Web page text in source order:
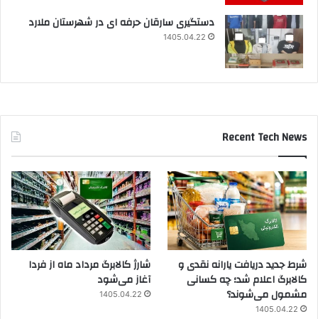
دستگیری سارقان حرفه ای در شهرستان ملارد
1405.04.22
Recent Tech News
شرط جدید دریافت یارانه نقدی و
کالابرگ اعلام شد؛ چه کسانی
مشمول می‌شوند؟
1405.04.22
شارژ کالابرگ مرداد ماه از فردا
آغاز می‌شود
1405.04.22